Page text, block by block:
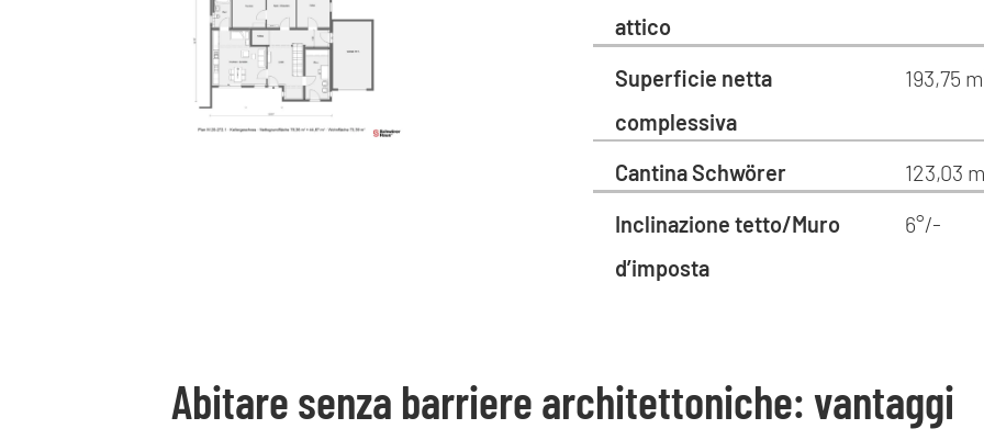
attico
Superficie netta
complessiva
193,75
Cantina Schwörer
123,03
Inclinazione tetto/Muro
d’imposta
6°/-
Abitare senza barriere architettoniche: vantaggi